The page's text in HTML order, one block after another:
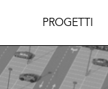
PROGETTI